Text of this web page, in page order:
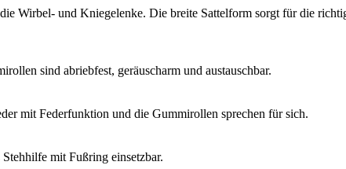
Wirbel- und Kniegelenke. Die breite Sattelform sorgt für die
sind abriebfest, geräuscharm und austauschbar.
mit Federfunktion und die Gummirollen sprechen für sich.
mit Fußring einsetzbar.